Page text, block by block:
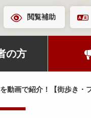
閲覧補助
の方
動画で紹介！【街歩き・